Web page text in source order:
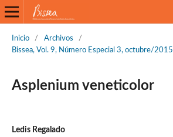
Inicio / Archivos
/
Bissea, Vol. 9, Número Especial 3, octubre/2015
Asplenium veneticolor
Ledis Regalado